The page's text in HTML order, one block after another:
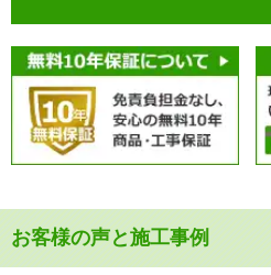
分岐自動給水対応可
蓋スイッチ対応
バスケットを取り外してまるごと洗浄
くいモデルです。ディスポーザーへ直
す。
お客様の声と施工事例